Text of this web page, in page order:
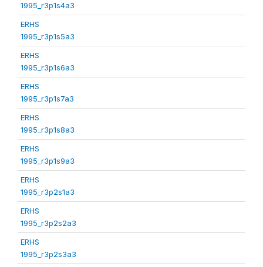
1995_r3p1s4a3
ERHS
1995_r3p1s5a3
ERHS
1995_r3p1s6a3
ERHS
1995_r3p1s7a3
ERHS
1995_r3p1s8a3
ERHS
1995_r3p1s9a3
ERHS
1995_r3p2s1a3
ERHS
1995_r3p2s2a3
ERHS
1995_r3p2s3a3